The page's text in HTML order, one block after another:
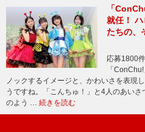
「
就任！
たちの、
応募1800
「
ノックするイメージと、かわいさを表現
うですね。「こんちゅ！」と4人のあい
のよう … 続きを読む